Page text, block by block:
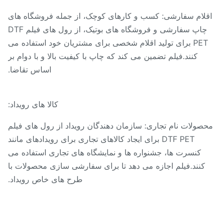
سفارشی: کسب و کارهای کوچک، از جمله فروشگاه های
چاپ سفارشی و فروشگاه های بوتیک، از رول های فیلم DTF
PET برای تولید اقلام شخصی برای مشتریان خود استفاده می
کنند.فیلم تضمین می کند که چاپ با کیفیت بالا و با دوام بر
اساس تقاضا.
کالا های رویداد:
نام تجاری: سازمان دهندگان رویداد از رول های فیلم
DTF PET برای ایجاد کالاهای تجاری برای رویدادهای مانند
کنسرت ها، جشنواره ها و نمایشگاه های تجاری استفاده می
کنند.فیلم اجازه می دهد تا برای سفارشی سازی محصولات با
طرح های خاص رویداد.